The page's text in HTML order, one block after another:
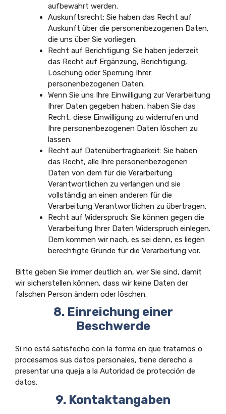
aufbewahrt werden.
Auskunftsrecht: Sie haben das Recht auf
Auskunft über die personenbezogenen Daten,
die uns über Sie vorliegen.
Recht auf Berichtigung: Sie haben jederzeit
das Recht auf Ergänzung, Berichtigung,
Löschung oder Sperrung Ihrer
personenbezogenen Daten.
Wenn Sie uns Ihre Einwilligung zur Verarbeitung
Ihrer Daten gegeben haben, haben Sie das
Recht, diese Einwilligung zu widerrufen und
Ihre personenbezogenen Daten löschen zu
lassen.
Recht auf Datenübertragbarkeit: Sie haben
das Recht, alle Ihre personenbezogenen
Daten von dem für die Verarbeitung
Verantwortlichen zu verlangen und sie
vollständig an einen anderen für die
Verarbeitung Verantwortlichen zu übertragen.
Recht auf Widerspruch: Sie können gegen die
Verarbeitung Ihrer Daten Widerspruch einlegen.
Dem kommen wir nach, es sei denn, es liegen
berechtigte Gründe für die Verarbeitung vor.
Bitte geben Sie immer deutlich an, wer Sie sind, damit
wir sicherstellen können, dass wir keine Daten der
falschen Person ändern oder löschen.
8. Einreichung einer
Beschwerde
Si no está satisfecho con la forma en que tratamos o
procesamos sus datos personales, tiene derecho a
presentar una queja a la Autoridad de protección de
datos.
9. Kontaktangaben